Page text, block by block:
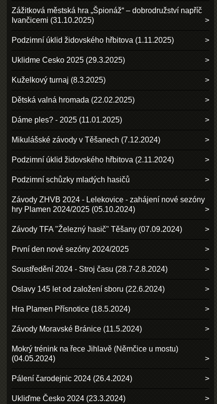
Zážitková městská hra „Špionáž“ – dobrodružství napříč
Ivančicemi (31.10.2025)
Podzimní úklid židovského hřbitova (1.11.2025)
Uklidme Cesko 2025 (29.3.2025)
Kuželkový turnaj (8.3.2025)
Dětská valná hromada (22.02.2025)
Dáme ples? - 2025 (11.01.2025)
Mikulášské závody v Těšanech (7.12.2024)
Podzimní úklid židovského hřbitova (2.11.2024)
Podzimní schůzky mladých hasičů
Závody ZHVB 2024 - Lelekovice - zahájení nové sezóny
hry Plamen 2024/2025 (05.10.2024)
Závody TFA "Železný hasič" Těšany (07.09.2024)
První den nové sezóny 2024/2025
Soustředění 2024 - Stroj času (28.7-2.8.2024)
Oslavy 145 let od založení sboru (22.6.2024)
Hra Plamen Přísnotice (18.5.2024)
Závody Moravské Bránice (11.5.2024)
Mokrý trénink na řece Jihlavě (Němčice u mostu)
(04.05.2024)
Pálení čarodejnic 2024 (26.4.2024)
Ukliďme Česko 2024 (23.3.2024)